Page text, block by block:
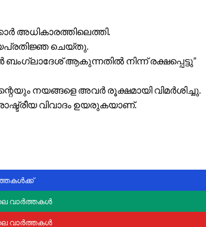
അധികാരത്തിലെത്തി.
ചെയ്തു.
ആകുന്നതിൽ നിന്ന് രക്ഷപ്പെട്ടു”
നയങ്ങളെ അവർ രൂക്ഷമായി വിമർശിച്ചു.
വിവാദം ഉയരുകയാണ്.
വാർത്തകൾ
വാർത്തകൾ